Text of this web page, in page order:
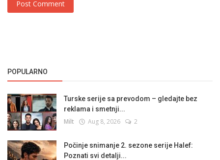
Post Comment
POPULARNO
Turske serije sa prevodom – gledajte bez
reklama i smetnji...
Milt Aug 8, 2026 2
Počinje snimanje 2. sezone serije Halef:
Poznati svi detalji...